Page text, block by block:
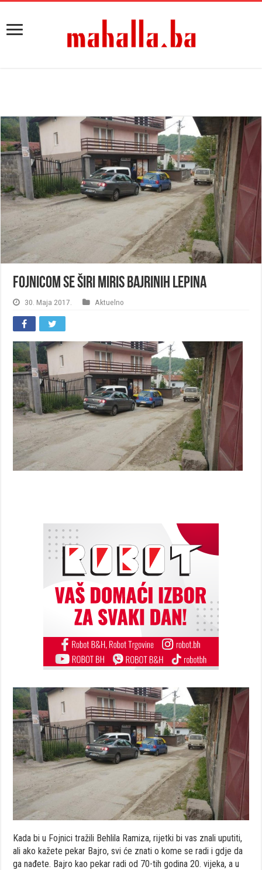
Fojnicom se širi miris Bajrinih lepina
30. Maja 2017. Aktuelno
Kada bi u Fojnici tražili Behlila Ramiza, rijetki bi vas znali uputiti,
ali ako kažete pekar Bajro, svi će znati o kome se radi i gdje da
ga nađete. Bajro kao pekar radi od 70-tih godina 20. vijeka, a u